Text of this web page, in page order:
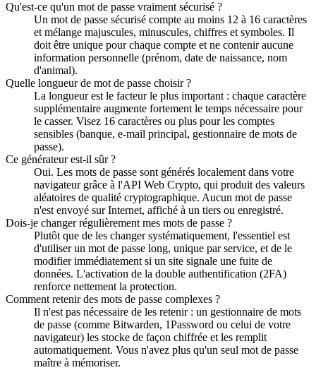
Qu'est-ce qu'un mot de passe vraiment sécurisé ?
Un mot de passe sécurisé compte au moins 12 à 16 caractères
et mélange majuscules, minuscules, chiffres et symboles. Il
doit être unique pour chaque compte et ne contenir aucune
information personnelle (prénom, date de naissance, nom
d'animal).
Quelle longueur de mot de passe choisir ?
La longueur est le facteur le plus important : chaque caractère
supplémentaire augmente fortement le temps nécessaire pour
le casser. Visez 16 caractères ou plus pour les comptes
sensibles (banque, e-mail principal, gestionnaire de mots de
passe).
Ce générateur est-il sûr ?
Oui. Les mots de passe sont générés localement dans votre
navigateur grâce à l'API Web Crypto, qui produit des valeurs
aléatoires de qualité cryptographique. Aucun mot de passe
n'est envoyé sur Internet, affiché à un tiers ou enregistré.
Dois-je changer régulièrement mes mots de passe ?
Plutôt que de les changer systématiquement, l'essentiel est
d'utiliser un mot de passe long, unique par service, et de le
modifier immédiatement si un site signale une fuite de
données. L'activation de la double authentification (2FA)
renforce nettement la protection.
Comment retenir des mots de passe complexes ?
Il n'est pas nécessaire de les retenir : un gestionnaire de mots
de passe (comme Bitwarden, 1Password ou celui de votre
navigateur) les stocke de façon chiffrée et les remplit
automatiquement. Vous n'avez plus qu'un seul mot de passe
maître à mémoriser.